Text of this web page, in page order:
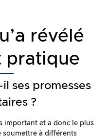
révélé
pratique
ses promesses
?
important et a donc le plus
soumettre à différents